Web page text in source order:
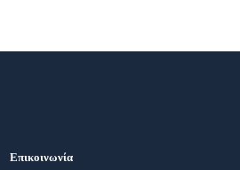
Επικοινωνία